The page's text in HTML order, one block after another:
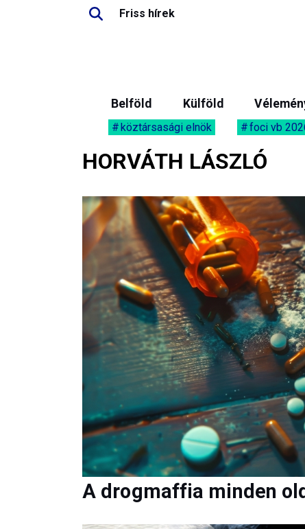
Friss hírek
Belföld Külföld
köztársasági elnök foci vb
HORVÁTH LÁSZLÓ
A drogmaffia minden